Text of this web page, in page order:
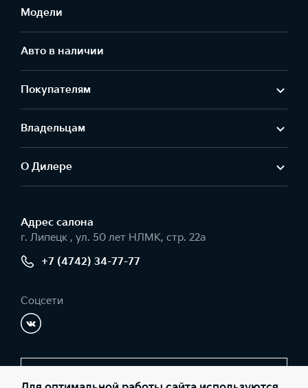
Модели
Авто в наличии
Покупателям
Владельцам
О Дилере
Адрес салонa
г. Липецк , ул. 50 лет НЛМК, стр. 22а
+7 (4742) 34-77-77
Соцсети